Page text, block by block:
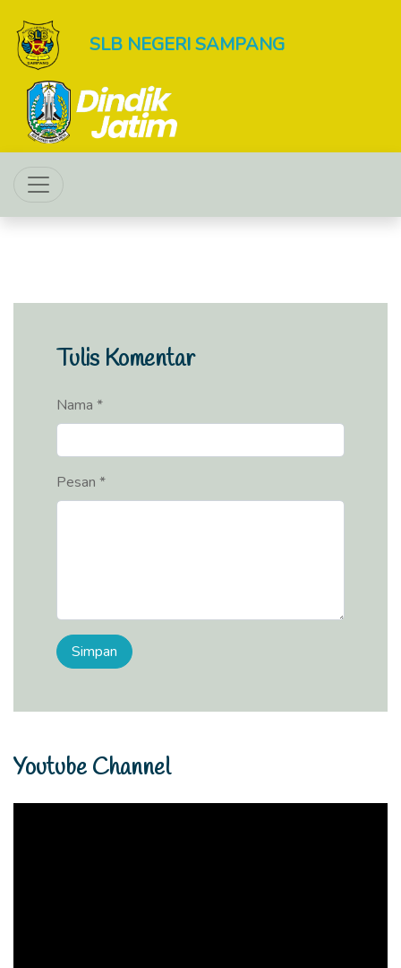
SLB NEGERI SAMPANG
Tulis Komentar
Nama *
Pesan *
Youtube Channel